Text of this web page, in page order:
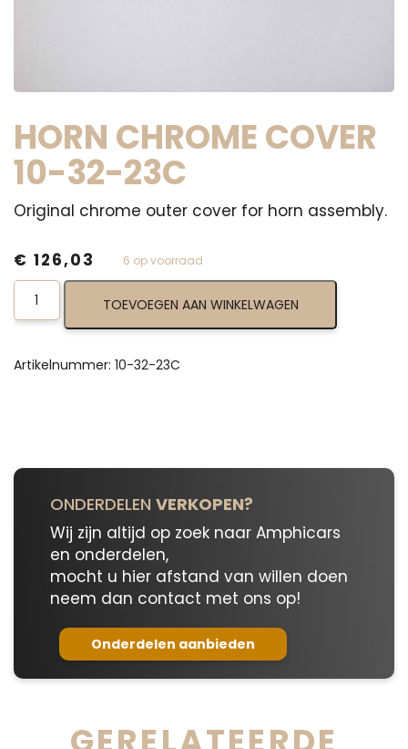
HORN CHROME COVER
10-32-23C
Original chrome outer cover for horn assembly.
6 op voorraad
€ 126,03
Horn
Chrome
Cover
32-
TOEVOEGEN AAN WINKELWAGEN
Artikelnummer: 10-32-23C
ONDERDELEN VERKOPEN?
Wij zijn altijd op zoek naar Amphicars
en onderdelen,
mocht u hier afstand van willen doen
neem dan contact met ons op!
Onderdelen aanbieden